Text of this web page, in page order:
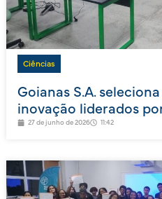
Ciências
Goianas S.A.
inovação liderados
27 de junho de 2026 11:42